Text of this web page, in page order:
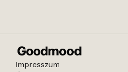
Impresszum